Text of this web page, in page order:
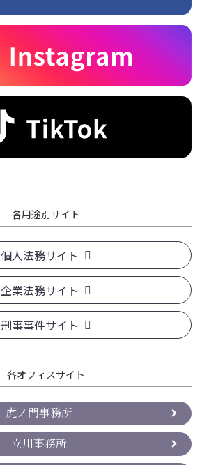
各用途別サイト
個人法務サイト
企業法務サイト
刑事事件サイト
各オフィスサイト
虎ノ門事務所
立川事務所